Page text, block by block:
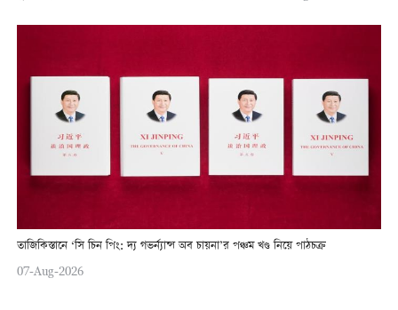
তাজিকিস্তানে ‘সি চিন পিং: দ্য গভর্ন্যান্স অব চায়না’র পঞ্চম খণ্ড নিয়ে পাঠচক্র
07-Aug-2026